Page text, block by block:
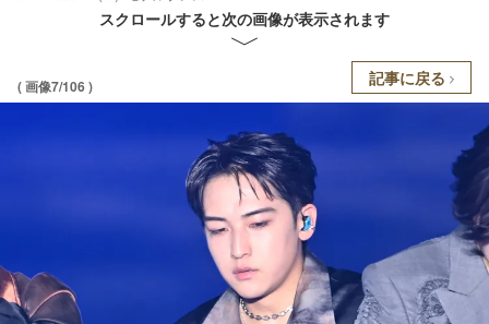
スクロールすると次の画像が表示されます
( 画像7/106 ) 記事に戻る